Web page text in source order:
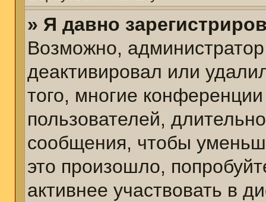
» Я давно
Возможно,
деактивировал или
того, многие
пользователей,
сообщения, чтобы
это произошло,
активнее участвовать в